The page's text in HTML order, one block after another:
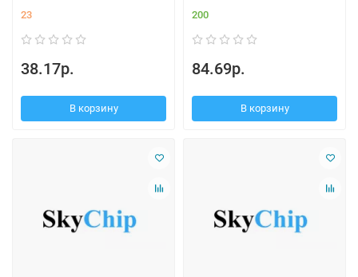
23
38.17р.
В корзину
200
84.69р.
В корзину